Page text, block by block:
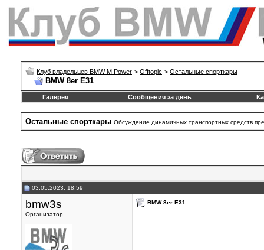
Клуб владельцев BMW M Power > Offtopic > Остальные спорткары
BMW 8er E31
Галерея Сообщения за день
Остальные спорткары Обсуждение динамичных транспортных средств
03.05.2023, 18:59
bmw3s
Организатор
BMW 8er E31